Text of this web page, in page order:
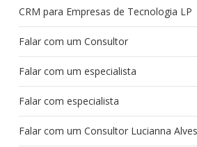
CRM para Empresas de Tecnologia LP
Falar com um Consultor
Falar com um especialista
Falar com especialista
Falar com um Consultor Lucianna Alves